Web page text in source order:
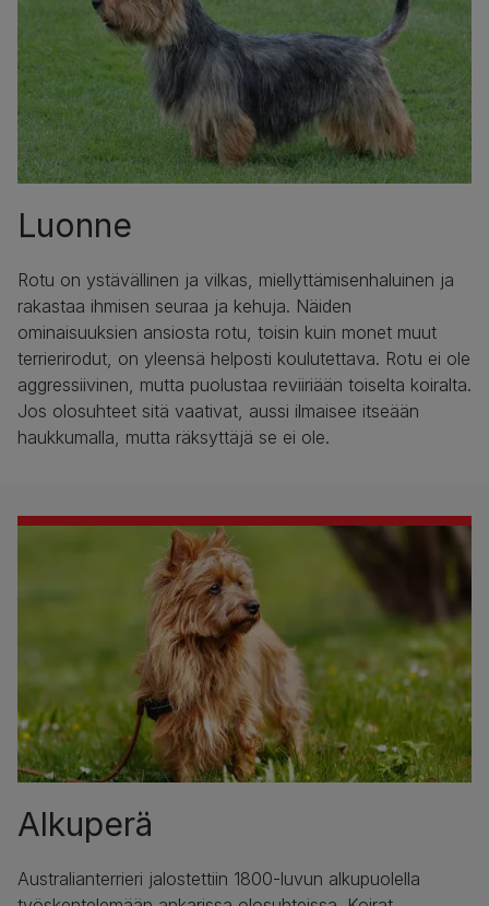
Luonne
Rotu on ystävällinen ja vilkas, miellyttämisenhaluinen ja
rakastaa ihmisen seuraa ja kehuja. Näiden
ominaisuuksien ansiosta rotu, toisin kuin monet muut
terrierirodut, on yleensä helposti koulutettava. Rotu ei ole
aggressiivinen, mutta puolustaa reviiriään toiselta koiralta.
Jos olosuhteet sitä vaativat, aussi ilmaisee itseään
haukkumalla, mutta räksyttäjä se ei ole.
Alkuperä
Australianterrieri jalostettiin 1800-luvun alkupuolella